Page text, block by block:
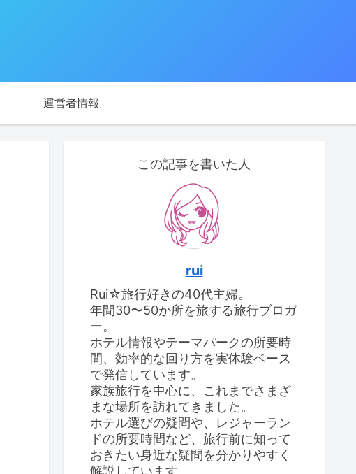
運営者情報
この記事を書いた人
rui
Rui☆旅行好きの40代主婦。
年間30〜50か所を旅する旅行ブロガ
ー。
ホテル情報やテーマパークの所要時
間、効率的な回り方を実体験ベース
で発信しています。
家族旅行を中心に、これまでさまざ
まな場所を訪れてきました。
ホテル選びの疑問や、レジャーラン
ドの所要時間など、旅行前に知って
おきたい身近な疑問を分かりやすく
解説しています。